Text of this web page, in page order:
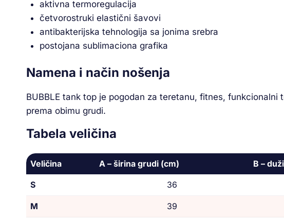
aktivna termoregulacija
četvorostruki elastični šavovi
antibakterijska tehnologija sa jonima srebra
postojana sublimaciona grafika
Namena i način nošenja
BUBBLE tank top je pogodan za teretanu, fitnes,
prema obimu grudi.
Tabela veličina
Veličina A – širina grudi (cm) B –
S 36
M 39